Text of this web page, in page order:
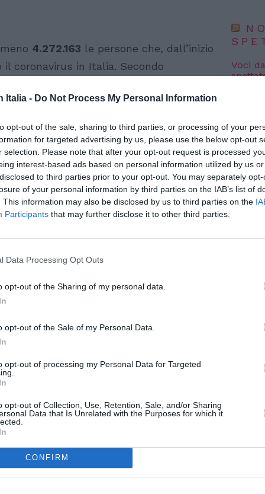
Italia - Do Not Process My Personal Information
opt-out of the sale, sharing to third parties, or processing of your
for targeted advertising by us, please use the below opt-out
selection. Please note that after your opt-out request is processed
interest-based ads based on personal information utilized by us
to third parties prior to your opt-out. You may separately
of your personal information by third parties on the IAB’s list of
This information may also be disclosed by us to third parties on the
Participants that may further disclose it to other third parties.
Data Processing Opt Outs
opt-out of the Sharing of my personal data.
opt-out of the Sale of my Personal Data.
opt-out of processing my Personal Data for Targeted
opt-out of Collection, Use, Retention, Sale, and/or Sharing
Data that Is Unrelated with the Purposes for which it
CONFIRM
4.272.163 le persone che, dall’inizio
coronavirus in Italia. Secondo
covid di oggi, 12 luglio 2021
1.391. Da febbraio 2020, inoltre, le
. In totale, da quando è scoppiata la
attuali positivi, infine, sono in
a ieri.
luglio 2021
il bollettino sull’emergenza covid di
Voci
8